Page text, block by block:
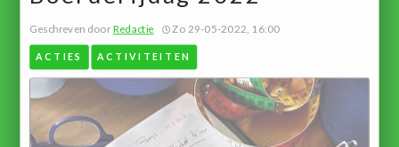
Geschreven doorRedactie Zo 29-05-2022, 16:00
ACTIES ACTIVITEITEN